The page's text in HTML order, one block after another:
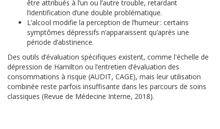
être attribués à l’un ou l’autre trouble, retardant
l’identification d’une double problématique.
L’alcool modifie la perception de l’humeur : certains
symptômes dépressifs n’apparaissent qu’après une
période d’abstinence.
Des outils d’évaluation spécifiques existent, comme l'échelle de
dépression de Hamilton ou l’entretien d’évaluation des
consommations à risque (AUDIT, CAGE), mais leur utilisation
combinée reste parfois insuffisante dans les parcours de soins
classiques (Revue de Médecine Interne, 2018).